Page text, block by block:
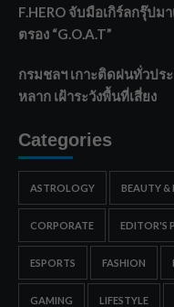
F.HERO จับมือเกิร์ลกรุ๊ปม
ตรอง “G.O.A.T”
กรมชลฯ เกาะติดฝนทั่วปร
หลาก เฝ้าระวังพื้นที่เสี่ยง
Categories
ASTROLOGY BEAUTY &
CORPORATE EDITOR'S
ESPORTS FASHION
GAMING LIFESTYLE